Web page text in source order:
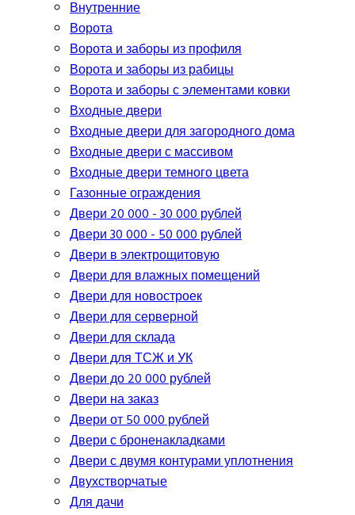
Внутренние
Ворота
Ворота и заборы из профиля
Ворота и заборы из рабицы
Ворота и заборы с элементами ковки
Входные двери
Входные двери для загородного дома
Входные двери с массивом
Входные двери темного цвета
Газонные ограждения
Двери 20 000 - 30 000 рублей
Двери 30 000 - 50 000 рублей
Двери в электрощитовую
Двери для влажных помещений
Двери для новостроек
Двери для серверной
Двери для склада
Двери для ТСЖ и УК
Двери до 20 000 рублей
Двери на заказ
Двери от 50 000 рублей
Двери с броненакладками
Двери с двумя контурами уплотнения
Двухстворчатые
Для дачи